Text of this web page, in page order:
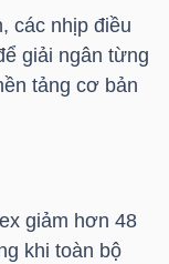
các nhịp điều
giải ngân từng
tảng cơ bản
giảm hơn 48
khi toàn bộ